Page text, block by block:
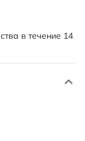
в течение 14